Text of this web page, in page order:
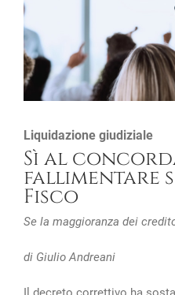
Liquidazione giudiziale
Sì al
fallimentare
Fisco
Se la maggioranza dei
di Giulio Andreani